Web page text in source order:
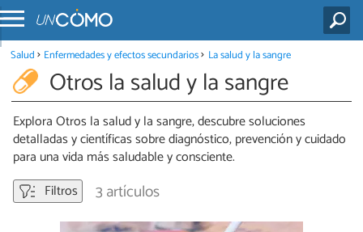
Salud Enfermedades y efectos secundarios La salud y la sangre
Otros la salud y la sangre
Explora Otros la salud y la sangre, descubre soluciones
detalladas y científicas sobre diagnóstico, prevención y cuidado
para una vida más saludable y consciente.
Filtros
3 artículos